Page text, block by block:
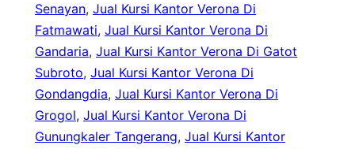
Senayan, Jual Kursi Kantor Verona Di
Fatmawati, Jual Kursi Kantor Verona Di
Gandaria, Jual Kursi Kantor Verona Di Gatot
Subroto, Jual Kursi Kantor Verona Di
Gondangdia, Jual Kursi Kantor Verona Di
Grogol, Jual Kursi Kantor Verona Di
Gunungkaler Tangerang, Jual Kursi Kantor